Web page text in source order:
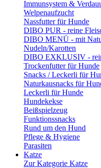
Immunsystem &
Welpenaufzucht
Nassfutter für Hunde
DIBO PUR - reine
DIBO MENÜ - mit
Nudeln/Karotten
DIBO EXKLUSIV -
Trockenfutter für Hunde
Snacks / Leckerli für
Naturkausnacks für
Leckerli für Hunde
Hundekekse
Beißspielzeug
Funktionssnacks
Rund um den Hund
Pflege & Hygiene
Parasiten
Katze
Zur Kategorie Katze